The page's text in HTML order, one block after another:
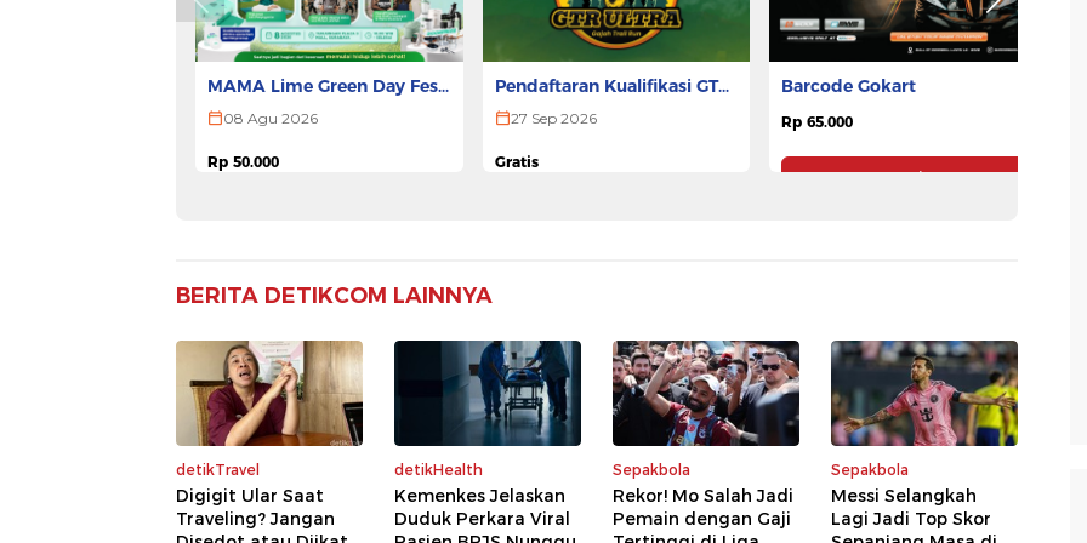
MAMA Lime Green Day Fest
2026 - SURABAYA
08 Agu 2026
Rp 50.000
Pendaftaran Kualifikasi GTR
ULTRA 2026
27 Sep 2026
Gratis
Barcode Gokart
Rp 65.000
Pesan Tiket
BERITA DETIKCOM LAINNYA
detikTravel
Digigit Ular Saat
Traveling? Jangan
detikHealth
Kemenkes Jelaskan
Duduk Perkara Viral
Sepakbola
Rekor! Mo Salah Jadi
Pemain dengan Gaji
Sepakbola
Messi Selangkah
Lagi Jadi Top Skor